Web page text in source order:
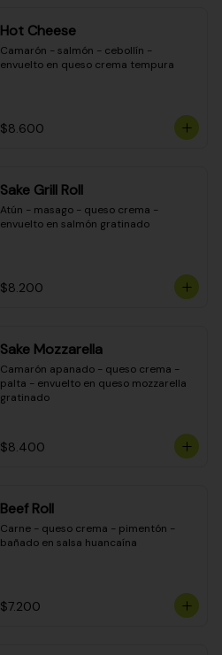
Hot Cheese
Camarón - salmón - cebollín -
envuelto en queso crema tempura
$8.600
Sake Grill Roll
Atún - masago - queso crema -
envuelto en salmón gratinado
$8.200
Sake Mozzarella
Camarón apanado - queso crema -
palta - envuelto en queso mozzarella
gratinado
$8.400
Beef Roll
Carne - queso crema - pimentón -
bañado en salsa huancaína
$7.200